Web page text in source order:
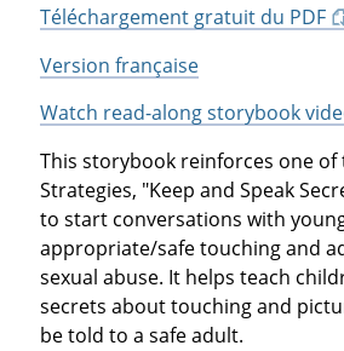
Téléchargement gratuit du PDF
Version française
Watch read-along storybook
This storybook reinforces one of
Strategies, "Keep and Speak
to start conversations with
appropriate/safe touching and
sexual abuse. It helps teach
secrets about touching and
be told to a safe adult.